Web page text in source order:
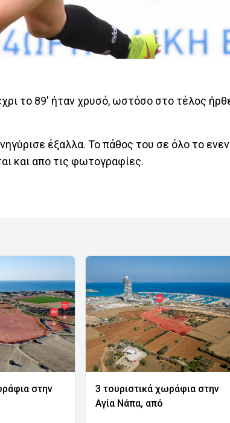
το 89' ήταν χρυσό, ωστόσο στο τέλος
έξαλλα. Το πάθος του σε όλο το
και απο τις φωτογραφίες.
στην
3 τουριστικά χωράφια στην
Αγία Νάπα, από